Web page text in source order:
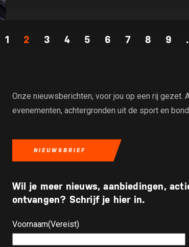
1 2 3 4 5 6 7 8 9
Onze nieuwsberichten, voor jou op een rij gezet.
evenementen, achtergronden uit de sport en
NIEUWSBRIEF
Wil je meer nieuws, aanbiedingen,
ontvangen? Schrijf je hier in.
Voornaam(Vereist)